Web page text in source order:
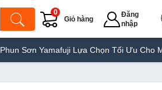
Giỏ hàng
0
Đăng
nhập
Lựa Chọn Tối Ưu Cho Mọi Công Trình